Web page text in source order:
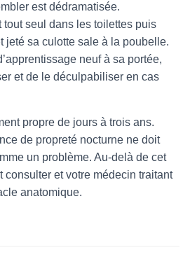
est dédramatisée.
tout seul dans les toilettes puis
jeté sa culotte sale à la poubelle.
neuf à sa portée,
et de le déculpabiliser en cas
propre de jours à trois ans.
de propreté nocturne ne doit
un problème. Au-delà de cet
consulter et votre médecin traitant
anatomique.